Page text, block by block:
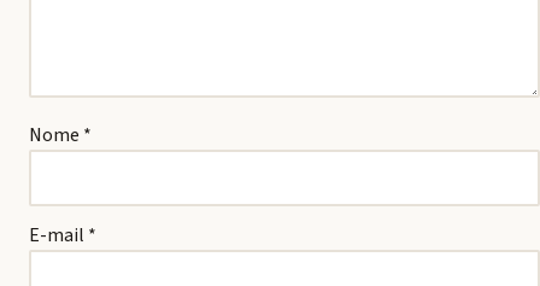
Nome *
E-mail *